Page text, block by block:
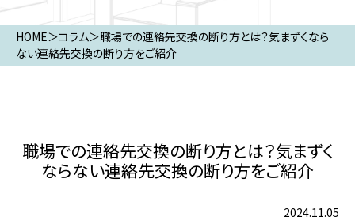
HOME＞コラム＞職場での連絡先交換の断り方とは？気まずくなら
ない連絡先交換の断り方をご紹介
職場での連絡先交換の断り方とは？気まずく
ならない連絡先交換の断り方をご紹介
2024.11.05